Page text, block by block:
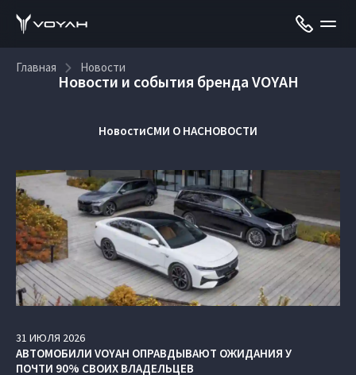
Главная Новости
Новости и события бренда VOYAH
НовостиСМИ О НАСНОВОСТИ
31 ИЮЛЯ 2026
АВТОМОБИЛИ VOYAH ОПРАВДЫВАЮТ ОЖИДАНИЯ У
ПОЧТИ 90% СВОИХ ВЛАДЕЛЬЦЕВ